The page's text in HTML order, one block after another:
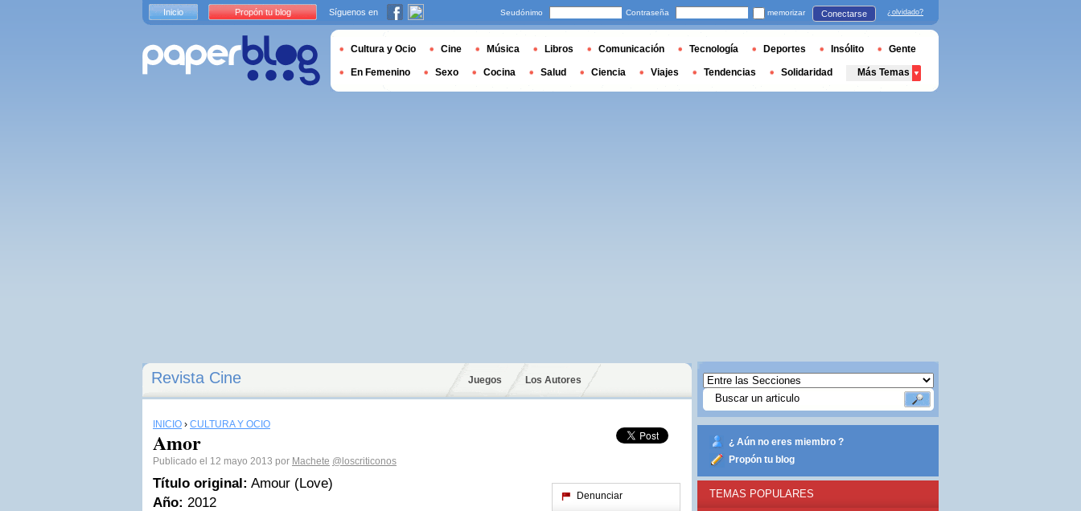
Revista Cine Juegos Los Autores
INICIO › CULTURA Y OCIO
Amor
Publicado el 12 mayo 2013 por Machete @loscriticonos
Título original: Amour (Love)
Año: 2012
Denunciar
¿ Aún no eres miembro ?
Propón tu blog
TEMAS POPULARES
Inicio Propón tu blog Síguenos en Seudónimo Contraseña memorizar Conectarse ¿olvidado?
Cultura y Ocio Cine Música Libros Comunicación Tecnología Deportes Insólito Gente
En Femenino Sexo Cocina Salud Ciencia Viajes Tendencias Solidaridad Más Temas